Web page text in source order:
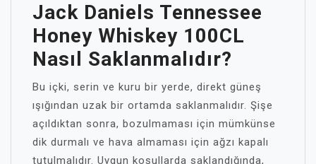
Jack Daniels Tennessee
Honey Whiskey 100CL
Nasıl Saklanmalıdır?
Bu içki, serin ve kuru bir yerde, direkt güneş
ışığından uzak bir ortamda saklanmalıdır. Şişe
açıldıktan sonra, bozulmaması için mümkünse
dik durmalı ve hava almaması için ağzı kapalı
tutulmalıdır. Uygun koşullarda saklandığında,